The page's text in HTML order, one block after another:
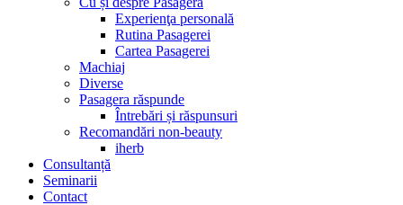
Experienţa personală
Rutina Pasagerei
Cartea Pasagerei
Machiaj
Diverse
Pasagera răspunde
Întrebări și răspunsuri
Recomandări non-beauty
iherb
Consultanță
Seminarii
Contact